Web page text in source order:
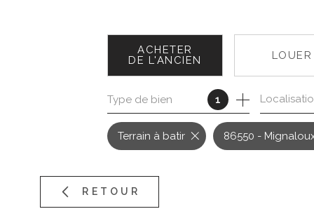
ACHETER
DE L'ANCIEN
DE L'ANCIEN
DE L'IMMO PRO
LOUER
À
Type de bien 1
Terrain à batir 86550 -
RETOUR